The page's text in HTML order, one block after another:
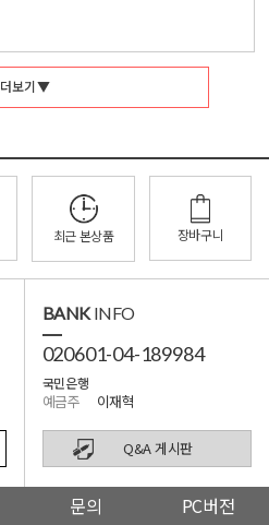
더보기 ▼
최근 본상품 장바구니
BANKINFO
020601-04-189984
국민은행
예금주 이재혁
Q&A 게시판
문의 PC버전